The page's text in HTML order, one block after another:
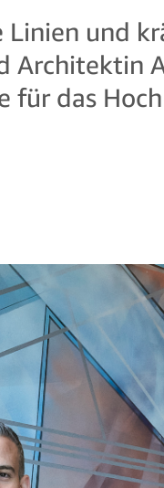
Linien und
Architektin
für das